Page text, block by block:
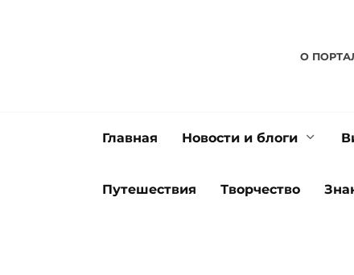
О
Главная Новости и блоги
Путешествия Творчество